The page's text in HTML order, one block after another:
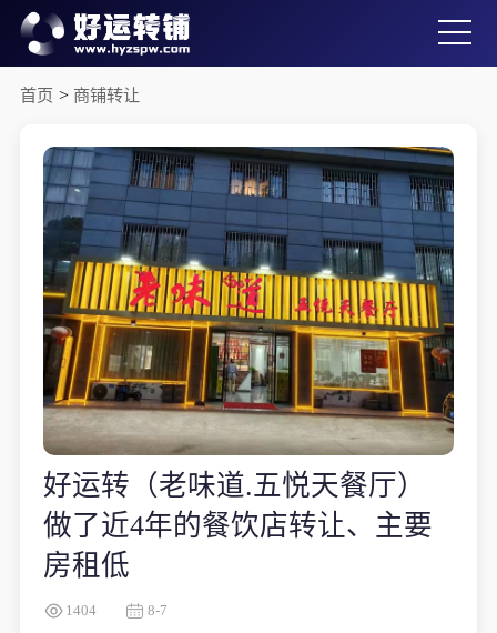
首页 > 商铺转让
好运转（老味道.五悦天餐厅）
做了近4年的餐饮店转让、主要
房租低
1404 8-7